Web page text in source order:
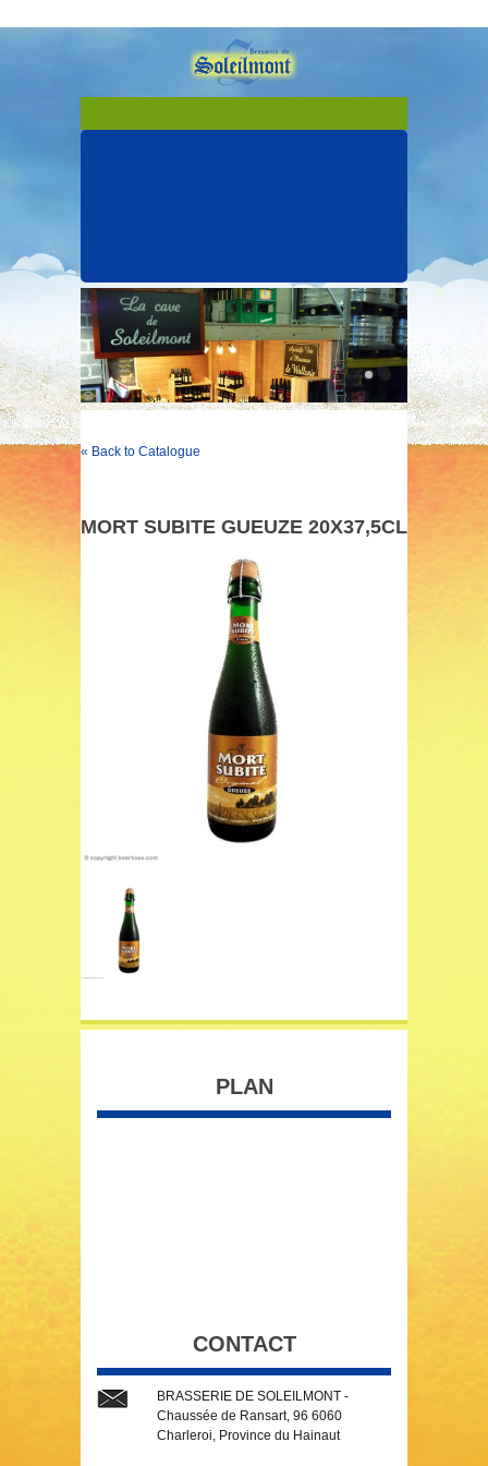
« Back to Catalogue
MORT SUBITE GUEUZE 20X37,5CL
PLAN
CONTACT
BRASSERIE DE SOLEILMONT -
Chaussée de Ransart, 96 6060
Charleroi, Province du Hainaut